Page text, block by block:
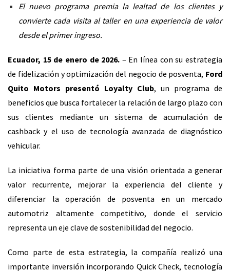
El nuevo programa premia la lealtad de los clientes y
convierte cada visita al taller en una experiencia de valor
desde el primer ingreso.
Ecuador, 15 de enero de 2026. – En línea con su estrategia
de fidelización y optimización del negocio de posventa, Ford
Quito Motors presentó Loyalty Club, un programa de
beneficios que busca fortalecer la relación de largo plazo con
sus clientes mediante un sistema de acumulación de
cashback y el uso de tecnología avanzada de diagnóstico
vehicular.
La iniciativa forma parte de una visión orientada a generar
valor recurrente, mejorar la experiencia del cliente y
diferenciar la operación de posventa en un mercado
automotriz altamente competitivo, donde el servicio
representa un eje clave de sostenibilidad del negocio.
Como parte de esta estrategia, la compañía realizó una
importante inversión incorporando Quick Check, tecnología